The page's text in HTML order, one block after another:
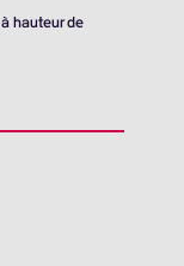
hauteur de